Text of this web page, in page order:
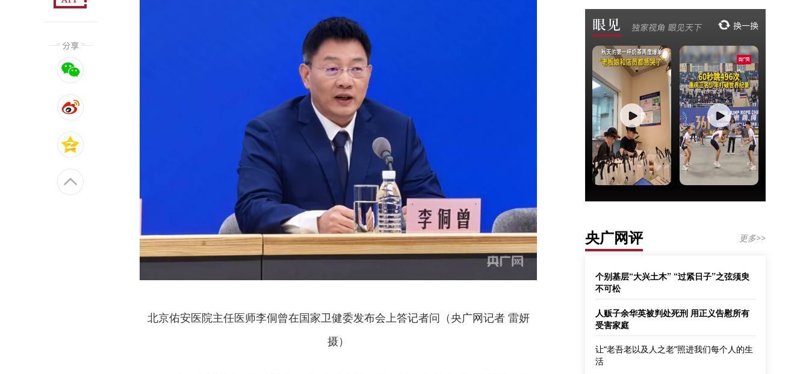
北京佑安医院主任医师李侗曾在国家卫健委发布会上答记者问（央广网记者 雷妍
摄）
央广网评 更多>>
个别基层“大兴土木” “过紧日子”之弦须臾
不可松
人贩子余华英被判处死刑 用正义告慰所有
受害家庭
让“老吾老以及人之老”照进我们每个人的生
活